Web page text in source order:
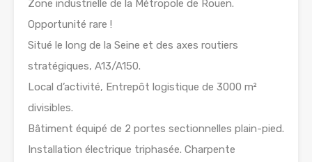
Zone industrielle de la Métropole de Rouen.
Opportunité rare !
Situé le long de la Seine et des axes routiers
stratégiques, A13/A150.
Local d’activité, Entrepôt logistique de 3000 m²
divisibles.
Bâtiment équipé de 2 portes sectionnelles plain-pied.
Installation électrique triphasée. Charpente